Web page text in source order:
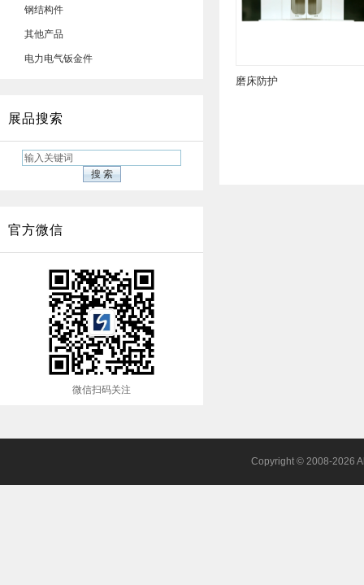
钢结构件
其他产品
电力电气钣金件
展品搜索
官方微信
微信扫码关注
磨床防护
Copyright © 2008-2026